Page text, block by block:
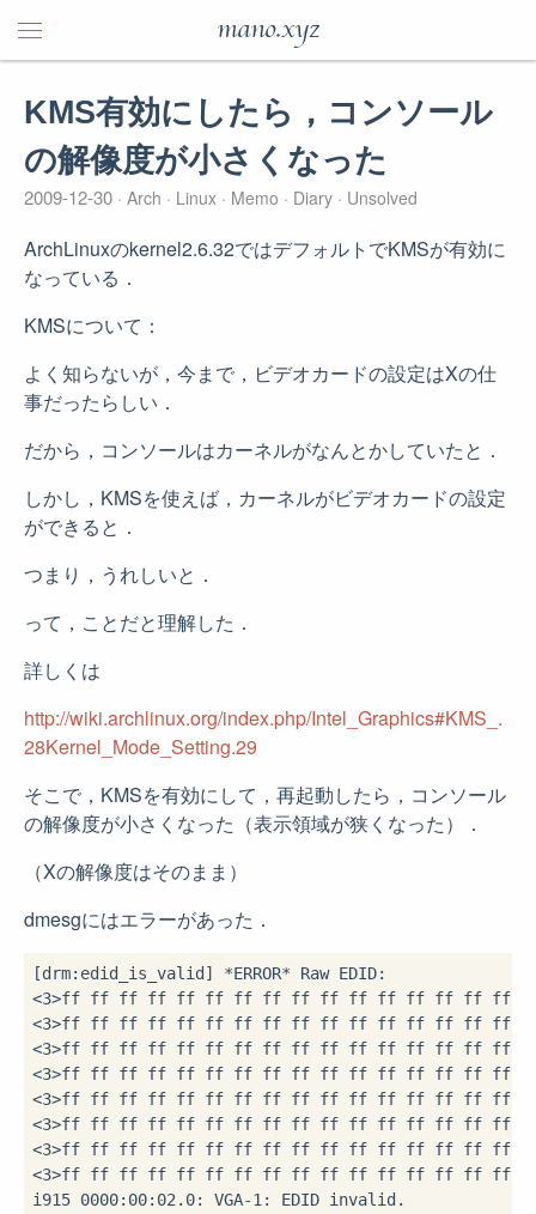
mano.xyz
KMS有効にしたら，コンソール
の解像度が小さくなった
2009-12-30 Arch Linux Memo Diary Unsolved
ArchLinuxのkernel2.6.32ではデフォルトでKMSが有効に
なっている．
KMSについて：
よく知らないが，今まで，ビデオカードの設定はXの仕
事だったらしい．
だから，コンソールはカーネルがなんとかしていたと．
しかし，KMSを使えば，カーネルがビデオカードの設定
ができると．
つまり，うれしいと．
って，ことだと理解した．
詳しくは
http://wiki.archlinux.org/index.php/Intel_Graphics#KMS_.
28Kernel_Mode_Setting.29
そこで，KMSを有効にして，再起動したら，コンソール
の解像度が小さくなった（表示領域が狭くなった）．
（Xの解像度はそのまま）
dmesgにはエラーがあった．
[drm:edid_is_valid] *ERROR* Raw EDID:
<3>ff ff ff ff ff ff ff ff ff ff ff ff ff ff ff ff
<3>ff ff ff ff ff ff ff ff ff ff ff ff ff ff ff ff
<3>ff ff ff ff ff ff ff ff ff ff ff ff ff ff ff ff
<3>ff ff ff ff ff ff ff ff ff ff ff ff ff ff ff ff
<3>ff ff ff ff ff ff ff ff ff ff ff ff ff ff ff ff
<3>ff ff ff ff ff ff ff ff ff ff ff ff ff ff ff ff
<3>ff ff ff ff ff ff ff ff ff ff ff ff ff ff ff ff
<3>ff ff ff ff ff ff ff ff ff ff ff ff ff ff ff ff
i915 0000:00:02.0: VGA-1: EDID invalid.